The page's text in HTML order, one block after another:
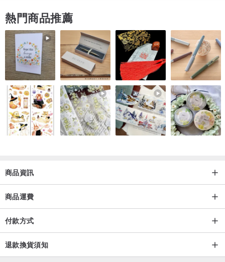
熱門商品推薦
商品資訊
商品運費
付款方式
退款換貨須知